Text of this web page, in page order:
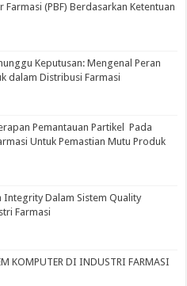
Farmasi (PBF) Berdasarkan Ketentuan
Keputusan: Mengenal Peran
dalam Distribusi Farmasi
Pemantauan Partikel Pada
Untuk Pemastian Mutu Produk
Integrity Dalam Sistem Quality
Farmasi
KOMPUTER DI INDUSTRI FARMASI